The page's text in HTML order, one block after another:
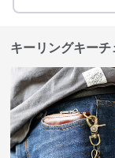
キーリングキー